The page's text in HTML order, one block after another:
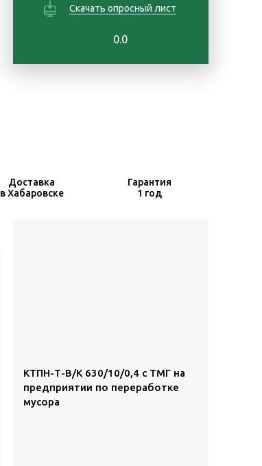
Скачать опросный лист
0.0
Доставка
в Хабаровске
Гарантия
1 год
КТПН-Т-В/К 630/10/0,4 с ТМГ на
предприятии по переработке
мусора